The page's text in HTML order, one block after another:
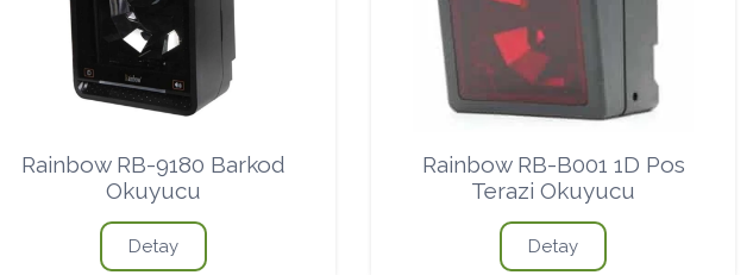
Rainbow RB-9180 Barkod
Okuyucu
Detay
Rainbow RB-B001 1D Pos
Terazi Okuyucu
Detay